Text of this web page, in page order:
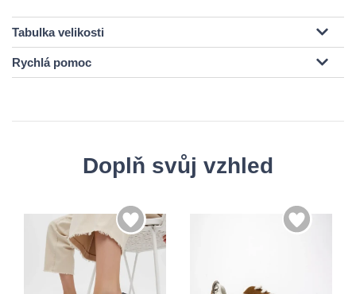
Tabulka velikosti
Rychlá pomoc
Doplň svůj vzhled